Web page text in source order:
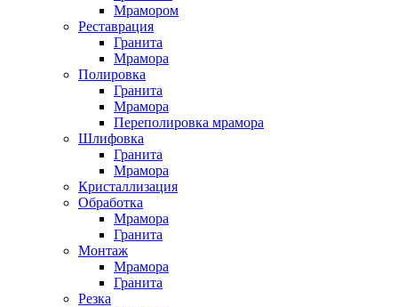
Мрамором
Реставрация
Гранита
Мрамора
Полировка
Гранита
Мрамора
Переполировка мрамора
Шлифовка
Гранита
Мрамора
Кристаллизация
Обработка
Мрамора
Гранита
Монтаж
Мрамора
Гранита
Резка